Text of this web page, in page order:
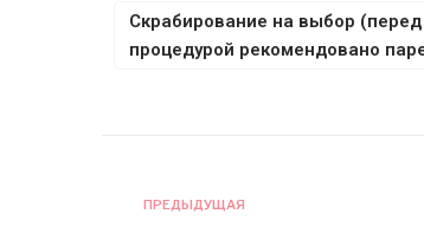
Скрабирование на выбор (перед
процедурой рекомендовано
ПРЕДЫДУЩАЯ